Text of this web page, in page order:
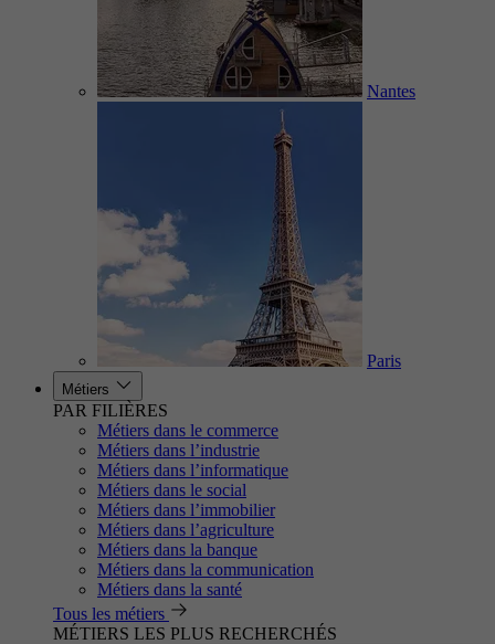
Nantes
Paris
Métiers
PAR FILIÈRES
Métiers dans le commerce
Métiers dans l’industrie
Métiers dans l’informatique
Métiers dans le social
Métiers dans l’immobilier
Métiers dans l’agriculture
Métiers dans la banque
Métiers dans la communication
Métiers dans la santé
Tous les métiers
MÉTIERS LES PLUS RECHERCHÉS